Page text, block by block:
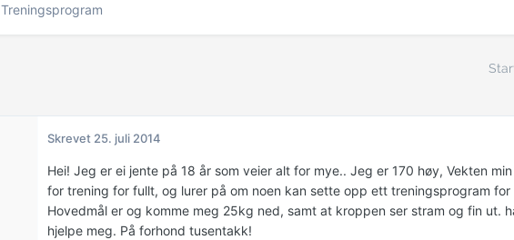
Treningsprogram
Skrevet 25. juli 2014
Hei! Jeg er ei jente på 18 år som veier alt for mye.. Jeg er 170 høy, Vekten
for trening for fullt, og lurer på om noen kan sette opp ett treningsprogram for
Hovedmål er og komme meg 25kg ned, samt at kroppen ser stram og fin ut.
hjelpe meg. På forhond tusentakk!